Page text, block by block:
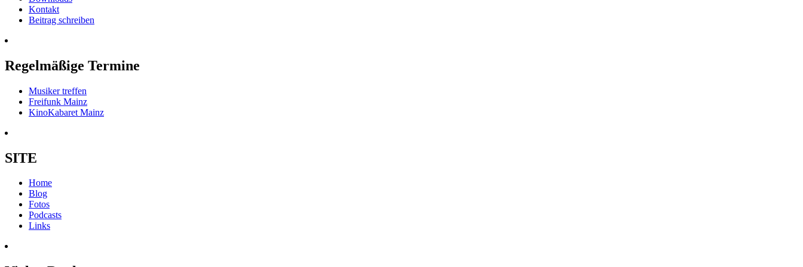
Kontakt
Beitrag schreiben
Regelmäßige Termine
Musiker treffen
Freifunk Mainz
KinoKabaret Mainz
SITE
Home
Blog
Fotos
Podcasts
Links